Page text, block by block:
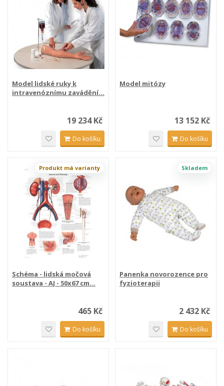
Model lidské ruky k
intravenóznímu zavádění...
19 234 Kč
Do košíku
Model mitózy
13 152 Kč
Do košíku
Produkt má varianty
Schéma - lidská močová
soustava - AJ - 50x67 cm...
465 Kč
Do košíku
Skladem
Panenka novorozence pro
fyzioterapii
2 432 Kč
Do košíku